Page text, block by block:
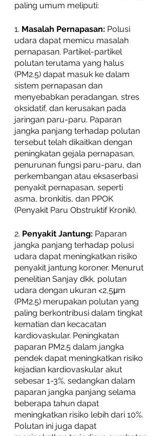
paling umum meliputi:
1. Masalah Pernapasan: Polusi
udara dapat memicu masalah
pernapasan. Partikel-partikel
polutan terutama yang halus
(PM2.5) dapat masuk ke dalam
sistem pernapasan dan
menyebabkan peradangan, stres
oksidatif, dan kerusakan pada
jaringan paru-paru. Paparan
jangka panjang terhadap polutan
tersebut telah dikaitkan dengan
peningkatan gejala pernapasan,
penurunan fungsi paru-paru, dan
perkembangan atau eksaserbasi
penyakit pernapasan, seperti
asma, bronkitis, dan PPOK
(Penyakit Paru Obstruktif Kronik).
2. Penyakit Jantung: Paparan
jangka panjang terhadap polusi
udara dapat meningkatkan risiko
penyakit jantung koroner. Menurut
penelitian Sanjay dkk, polutan
udara dengan ukuran <2,5μm
(PM2.5) merupakan polutan yang
paling berkontribusi dalam tingkat
kematian dan kecacatan
kardiovaskular. Peningkatan
paparan PM2.5 dalam jangka
pendek dapat meningkatkan risiko
kejadian kardiovaskular akut
sebesar 1-3%, sedangkan dalam
paparan jangka panjang selama
beberapa tahun dapat
meningkatkan risiko lebih dari 10%.
Polutan ini juga dapat